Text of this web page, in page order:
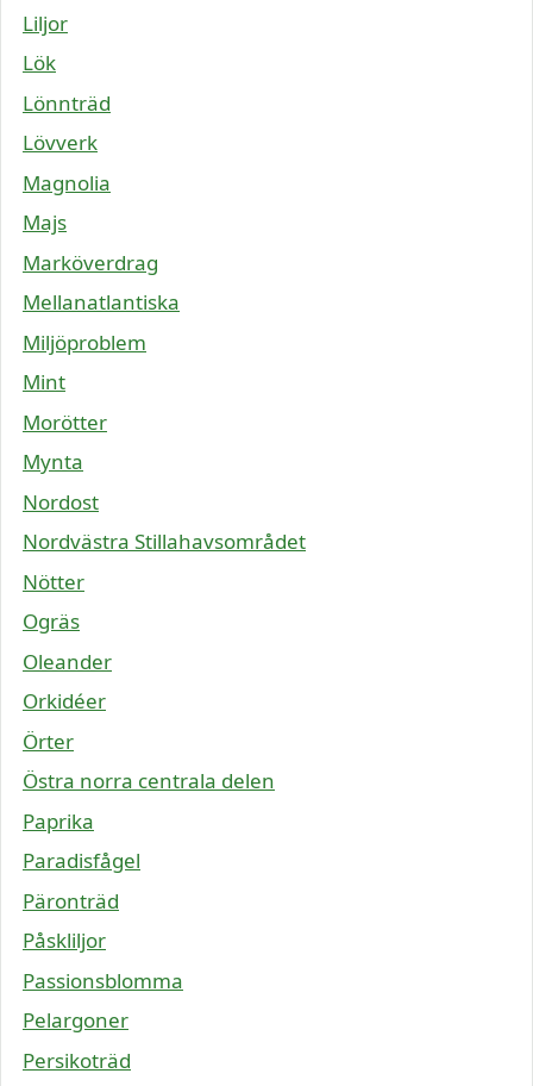
Liljor
Lök
Lönnträd
Lövverk
Magnolia
Majs
Marköverdrag
Mellanatlantiska
Miljöproblem
Mint
Morötter
Mynta
Nordost
Nordvästra Stillahavsområdet
Nötter
Ogräs
Oleander
Orkidéer
Örter
Östra norra centrala delen
Paprika
Paradisfågel
Päronträd
Påskliljor
Passionsblomma
Pelargoner
Persikoträd